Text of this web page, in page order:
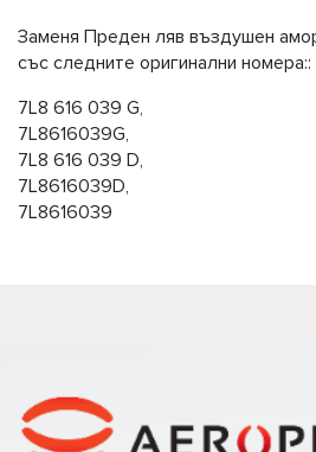
Заменя Преден ляв въздушен
със следните оригинални номера::
7L8 616 039 G,
7L8616039G,
7L8 616 039 D,
7L8616039D,
7L8616039